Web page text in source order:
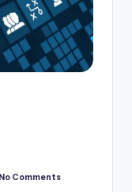
No Comments